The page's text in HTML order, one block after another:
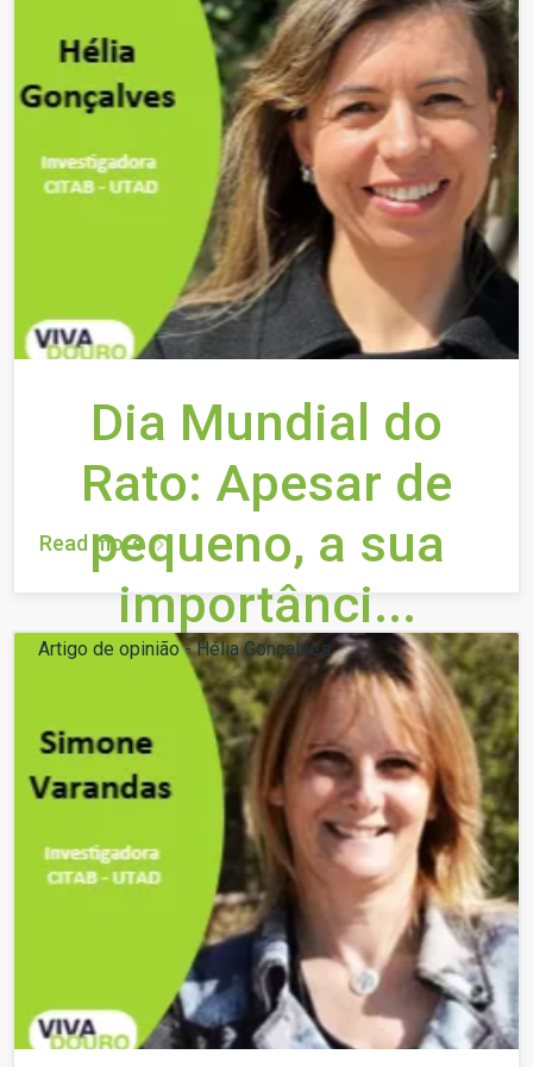
Dia Mundial do
Rato: Apesar de
pequeno, a sua
importânci...
Artigo de opinião - Hélia Gonçalves
Read more